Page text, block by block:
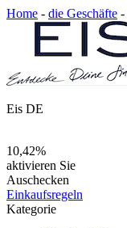
Home - die Geschäfte -
Eis DE
10,42%
aktivieren Sie
Auschecken
Einkaufsregeln
Kategorie